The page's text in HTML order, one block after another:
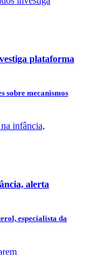
plataforma
sobre mecanismos
alerta
especialista da